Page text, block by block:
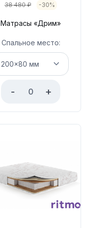
38 480₽ -30%
Матрасы «Дрим»
Спальное место:
- +